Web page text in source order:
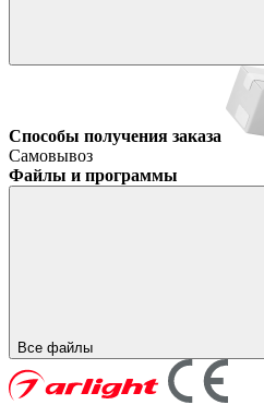
Способы получения заказа
Самовывоз
Файлы и программы
Все файлы